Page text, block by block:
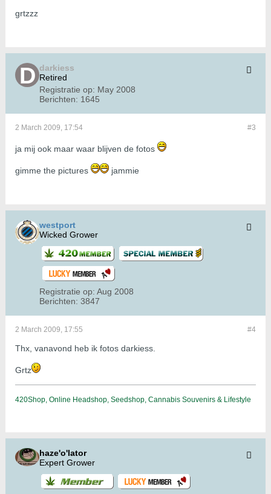
grtzzz
darkiess
Retired
Registratie op: May 2008
Berichten: 1645
#3
2 March 2009, 17:54
ja mij ook maar waar blijven de fotos
gimme the pictures jammie
westport
Wicked Grower
Registratie op: Aug 2008
Berichten: 3847
#4
2 March 2009, 17:55
Thx, vanavond heb ik fotos darkiess.
Grtz
420Shop, Online Headshop, Seedshop, Cannabis Souvenirs & Lifestyle
haze'o'lator
Expert Grower